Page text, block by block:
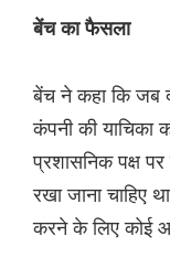
बेंच का फैसला
बेंच ने कहा कि जब
कंपनी की याचिका
प्रशासनिक पक्ष
रखा जाना चाहिए
करने के लिए कोई